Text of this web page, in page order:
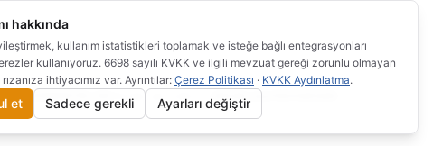
Tercihlerim bilgi.wi.com.tr altında yayınlanmaktadır.
hakkında
kullanım istatistikleri toplamak ve isteğe bağlı entegrasyonları
kullanıyoruz. 6698 sayılı KVKK ve ilgili mevzuat gereği zorunlu olmayan
ihtiyacımız var. Ayrıntılar: Çerez Politikası · KVKK Aydınlatma.
et Sadece gerekli Ayarları değiştir